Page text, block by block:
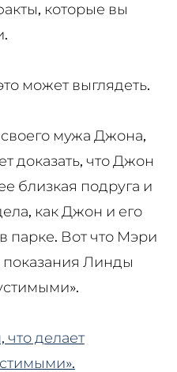
которые вы
может выглядеть.
мужа Джона,
доказать, что Джон
близкая подруга и
как Джон и его
парке. Вот что Мэри
показания Линды
что делает